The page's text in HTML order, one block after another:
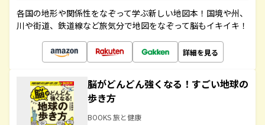
各国の地形や関係性をなぞって学ぶ新しい地図本！国境や州、
川や街道、鉄道線など旅気分で地図をなぞって脳もイキイキ！
詳細を見る
脳がどんどん強くなる！すごい地球の
歩き方
BOOKS 旅と健康